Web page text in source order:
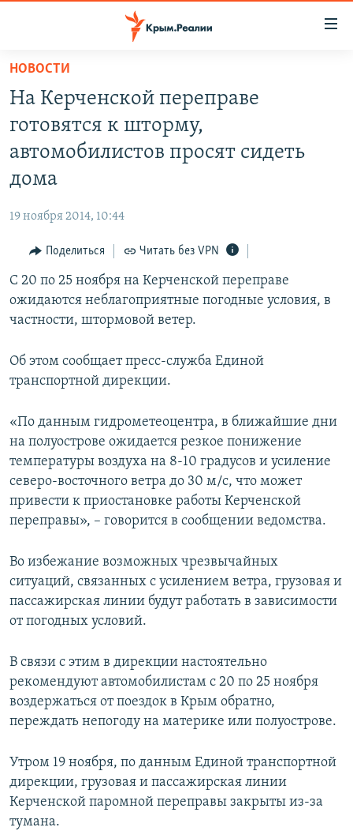
Вернуться
основному
содержанию
главной
Вернутся
поиску
СПЕЦПРОЕКТЫ
ИНТЕРАКТИВ
ИНФОГРАФИКА
ТЕЛЕПРОЕКТ КРЫМ.РЕАЛИИ
СОВЕТЫ ПРАВОЗАЩИТНИКОВ
ПОБЕДИТЕЛЕЙ НЕ СУДЯТ?
ELIFBE
УКРАИНСКАЯ ПРОБЛЕМА КРЫМА
РАДІО СВОБОДА
КАК ОБОЙТИ БЛОКИРОВКУ
Українською
Qırımtatar
ПРИСОЕДИНЯЙТЕСЬ!
Все сайты RFE/RL
НОВОСТИ
На Керченской переправе
готовятся к шторму,
автомобилистов просят сидеть
дома
19 ноября 2014, 10:44
Поделиться Читать без VPN
С 20 по 25 ноября на Керченской переправе
ожидаются неблагоприятные погодные условия, в
частности, штормовой ветер.
Об этом сообщает пресс-служба Единой
транспортной дирекции.
«По данным гидрометеоцентра, в ближайшие дни
на полуострове ожидается резкое понижение
температуры воздуха на 8-10 градусов и усиление
северо-восточного ветра до 30 м/с, что может
привести к приостановке работы Керченской
переправы», – говорится в сообщении ведомства.
Во избежание возможных чрезвычайных
ситуаций, связанных с усилением ветра, грузовая и
пассажирская линии будут работать в зависимости
от погодных условий.
В связи с этим в дирекции настоятельно
рекомендуют автомобилистам с 20 по 25 ноября
воздержаться от поездок в Крым обратно,
переждать непогоду на материке или полуострове.
Утром 19 ноября, по данным Единой транспортной
дирекции, грузовая и пассажирская линии
Керченской паромной переправы закрыты из-за
тумана.